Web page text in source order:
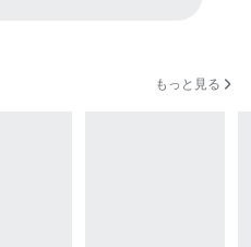
もっと見る